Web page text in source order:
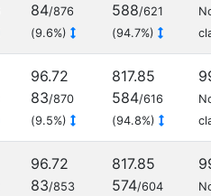
84/876
(9.6%)
588/621
(94.7%)
96.72
83/870
(9.5%)
817.85
584/616
(94.8%)
96.72
83/853
817.85
574/604